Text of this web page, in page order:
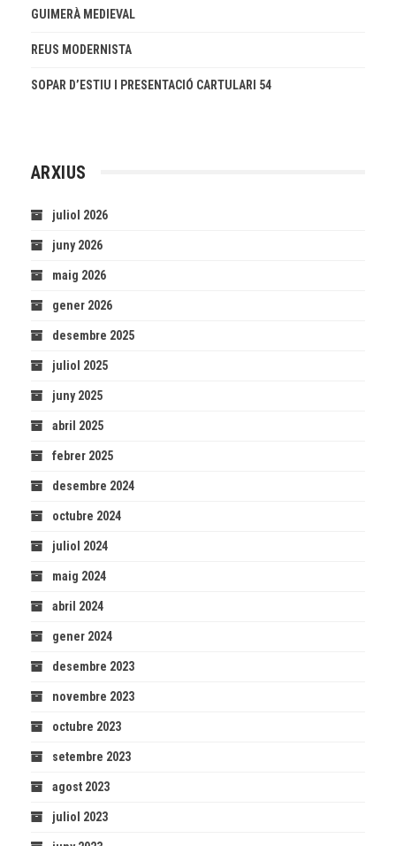
GUIMERÀ MEDIEVAL
REUS MODERNISTA
SOPAR D’ESTIU I PRESENTACIÓ CARTULARI 54
ARXIUS
juliol 2026
juny 2026
maig 2026
gener 2026
desembre 2025
juliol 2025
juny 2025
abril 2025
febrer 2025
desembre 2024
octubre 2024
juliol 2024
maig 2024
abril 2024
gener 2024
desembre 2023
novembre 2023
octubre 2023
setembre 2023
agost 2023
juliol 2023